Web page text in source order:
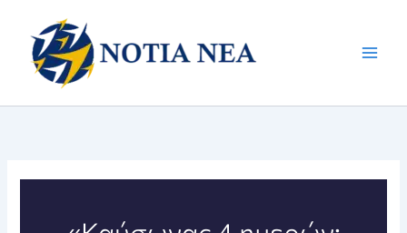
περιεχόμενο